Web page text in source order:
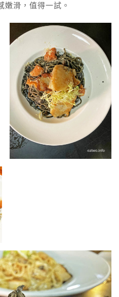
嫩滑，值得一試。